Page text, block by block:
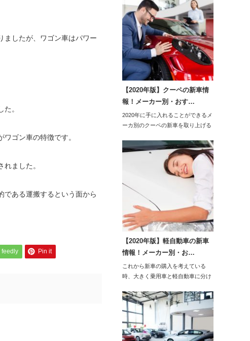
ましたが、ワゴン車はパワー
。
ゴン車の特徴です。
ました。
である運搬するという面から
feedly Pin it
【2020年版】クーペの新車情
報！メーカー別・おす…
2020年に手に入れることができるメ
ーカ別のクーペの新車を取り上げる
【2020年版】軽自動車の新車
情報！メーカー別・お…
これから新車の購入を考えている
時、大きく乗用車と軽自動車に分け